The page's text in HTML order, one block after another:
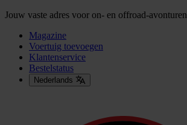
Jouw vaste adres voor on- en offroad-avonturen
Magazine
Voertuig toevoegen
Klantenservice
Bestelstatus
Nederlands